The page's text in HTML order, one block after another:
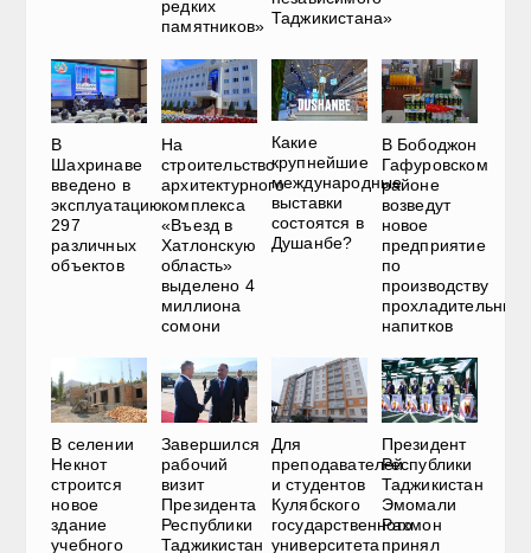
редких
памятников» Таджикистана»
В
Шахринаве
введено в
эксплуатацию
297
различных
объектов
На
строительство
архитектурного
комплекса
«Въезд в
Хатлонскую
область»
выделено 4
миллиона
сомони
Какие
крупнейшие
международные
выставки
состоятся в
Душанбе?
В Бободжон
Гафуровском
районе
возведут
новое
предприятие
по
производству
прохладительных
напитков
В селении
Некнот
строится
новое
здание
учебного
Завершился
рабочий
визит
Президента
Республики
Таджикистан
Для
преподавателей
и студентов
Кулябского
государственного
университета
Президент
Республики
Таджикистан
Эмомали
Рахмон
принял